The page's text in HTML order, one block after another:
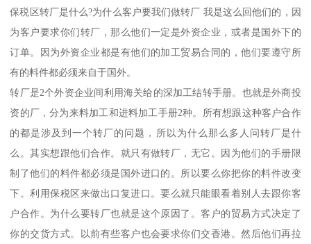
保税区转厂是什么?为什么客户要我们做转厂 我是这么回他们的，因
为客户要求你们转厂，那么他们一定是外资企业，或者是国外下的
订单。因为外资企业都是有他们的加工贸易合同的，他们要遵守所
有的料件都必须来自于国外。
转厂是2个外资企业间利用海关给的深加工结转手册。也就是外商投
资的厂，分为来料加工和进料加工手册2种。所有想跟这种客户合作
的都是涉及到一个转厂的问题，所以为什么那么多人问转厂是什
么。其实想跟他们合作。就只有做转厂，无它。因为他们的手册限
制了他们的料件都必须是国外进口的。所以要么你把你的料件改变
下。利用保税区来做出口复进口。要么就只能眼看着别人去跟你客
户合作。为什么要转厂也就是这个原因了。客户的贸易方式决定了
你的交货方式。以前有些客户也会要求你们交香港。然后他们再拉